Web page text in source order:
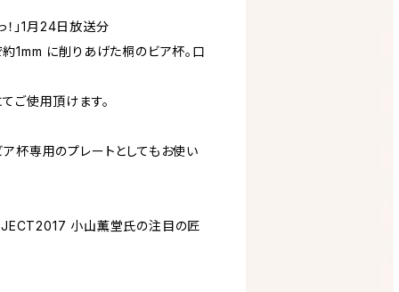
！」1月24日放送分
1mm に削りあげた桐のビア杯。口
ご使用頂けます。
杯専用のプレートとしてもお使い
小山薫堂氏の注目の匠